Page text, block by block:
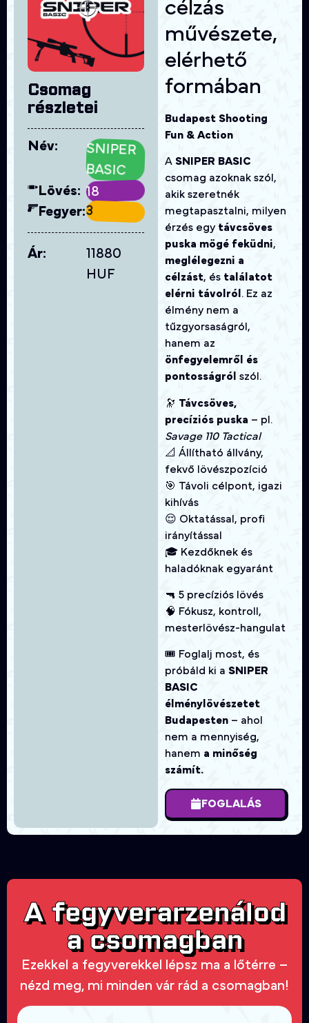
Csomag
részletei
Név: SNIPER
BASIC
Lövés: 18
Fegyer:3
Ár:
11880
HUF
célzás
művészete,
elérhető
formában
Budapest Shooting
Fun & Action
ASNIPER BASIC
csomag azoknak szól,
akik szeretnék
megtapasztalni, milyen
érzés egy távcsöves
puska mögé feküdni,
meglélegezni a
célzást, és találatot
elérni távolról . Ez az
élmény nem a
tűzgyorsaságról,
hanem az
önfegyelemről és
pontosságról
szól.
🔭 Távcsöves,
precíziós puska – pl.
Savage 110 Tactical
📐 Állítható állvány,
fekvő lövészpozíció
🎯 Távoli célpont, igazi
kihívás
😌 Oktatással, profi
irányítással
🎓 Kezdőknek és
haladóknak egyaránt
🔫 5 precíziós lövés
🧠 Fókusz, kontroll,
mesterlövész-hangulat
🎟️ Foglalj most, és
próbáld ki aSNIPER
BASIC
élménylövészetet
Budapesten – ahol
nem a mennyiség,
hanem a minőség
számít.
FOGLALÁS
A fegyverarzenálod
a csomagban
Ezekkel a fegyverekkel lépsz ma a lőtérre –
nézd meg, mi minden vár rád a csomagban!